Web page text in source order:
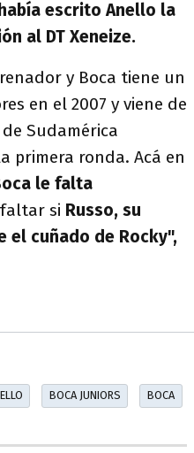
escrito Anello la
al DT Xeneize.
y Boca tiene un
en el 2007 y viene de
Sudamérica
primera ronda. Acá en
le falta
si Russo, su
el cuñado de Rocky",
BOCA JUNIORS BOCA